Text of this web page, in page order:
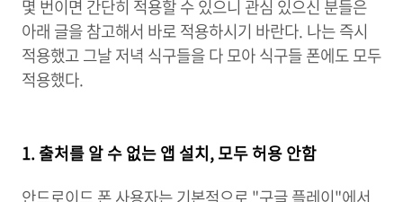
몇 번이면 간단히 적용할 수 있으니 관심 있으신 분들은
아래 글을 참고해서 바로 적용하시기 바란다. 나는 즉시
적용했고 그날 저녁 식구들을 다 모아 식구들 폰에도 모두
적용했다.
1. 출처를 알 수 없는 앱 설치, 모두 허용 안함
안드로이드 폰 사용자는 기본적으로 "구글 플레이"에서